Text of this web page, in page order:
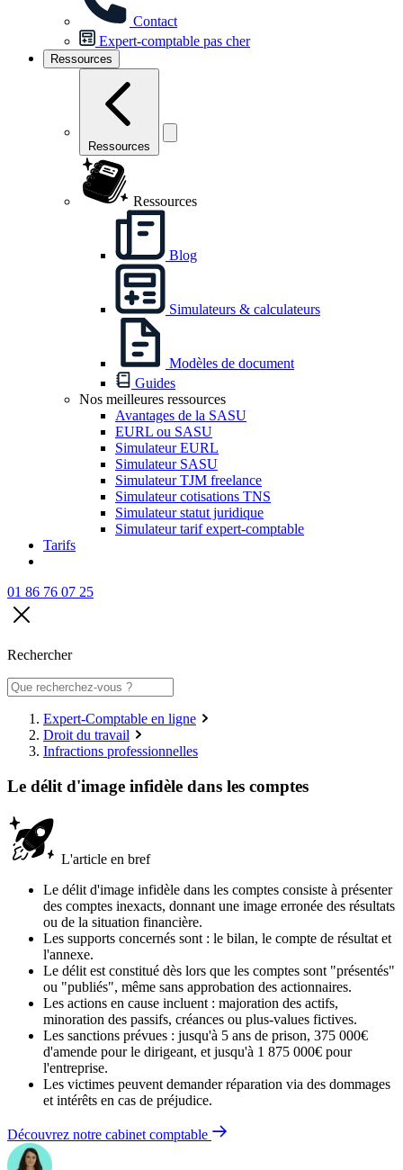
Contact
Expert-comptable pas cher
Ressources
Ressources
Ressources
Blog
Simulateurs & calculateurs
Modèles de document
Guides
Nos meilleures ressources
Avantages de la SASU
EURL ou SASU
Simulateur EURL
Simulateur SASU
Simulateur TJM freelance
Simulateur cotisations TNS
Simulateur statut juridique
Simulateur tarif expert-comptable
Tarifs
01 86 76 07 25
Rechercher
Expert-Comptable en ligne
Droit du travail
Infractions professionnelles
Le délit d'image infidèle dans les comptes
L'article en bref
Le délit d'image infidèle dans les comptes consiste à présenter
des comptes inexacts, donnant une image erronée des résultats
ou de la situation financière.
Les supports concernés sont : le bilan, le compte de résultat et
l'annexe.
Le délit est constitué dès lors que les comptes sont "présentés"
ou "publiés", même sans approbation des actionnaires.
Les actions en cause incluent : majoration des actifs,
minoration des passifs, créances ou plus-values fictives.
Les sanctions prévues : jusqu'à 5 ans de prison, 375 000€
d'amende pour le dirigeant, et jusqu'à 1 875 000€ pour
l'entreprise.
Les victimes peuvent demander réparation via des dommages
et intérêts en cas de préjudice.
Découvrez notre cabinet comptable